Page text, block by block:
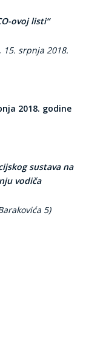
ovoj listi“
srpnja 2018.
2018. godine
sustava na
vodiča
5)